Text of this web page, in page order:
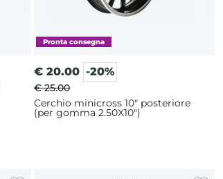
€ 20.00 -20%
€ 25.00
Cerchio minicross 10" posteriore
(per gomma 2.50X10")